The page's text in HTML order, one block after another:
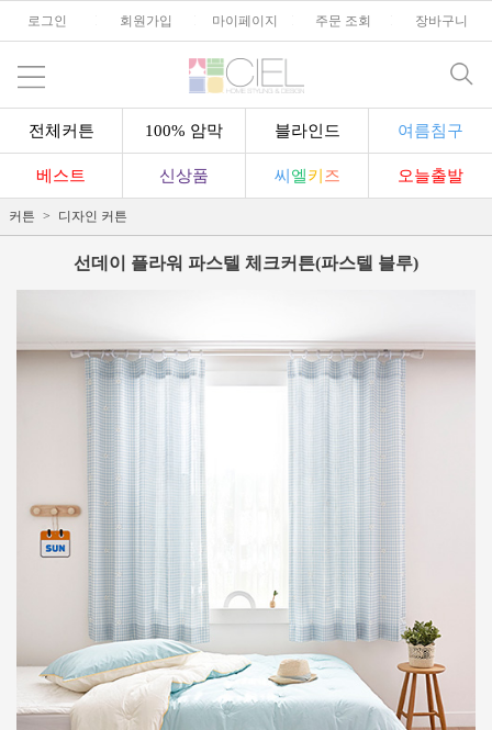
로그인 회원가입 마이페이지 주문 조회 장바구니
전체커튼 100% 암막 블라인드 여름침구
베스트 신상품 씨 엘키 즈 오늘출발
커튼 디자인 커튼
선데이 플라워 파스텔 체크커튼(파스텔 블루)